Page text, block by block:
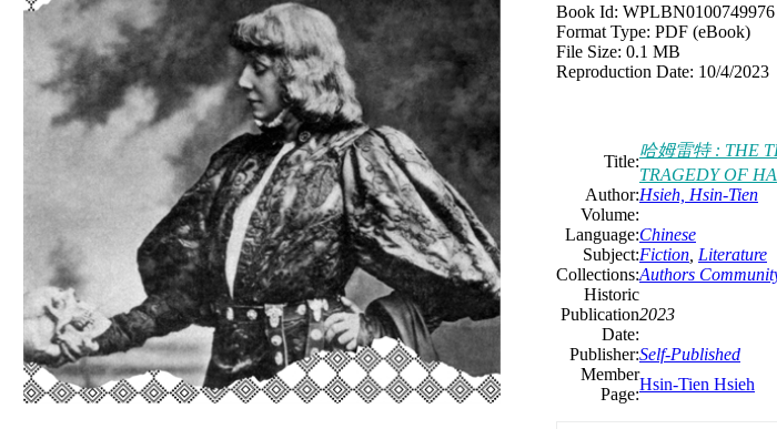
Book Id: WPLBN0100749976
Format Type: PDF (eBook)
File Size: 0.1 MB
Reproduction Date: 10/4/2023
Title:
哈姆雷特 : THE
TRAGEDY OF
Author:Hsieh, Hsin-Tien
Volume:
Language:Chinese
Subject:Fiction Literature
Collections:Authors
Historic
Publication
Date:
2023
Publisher:Self-Published
Member
Page:
Hsin-Tien Hsieh